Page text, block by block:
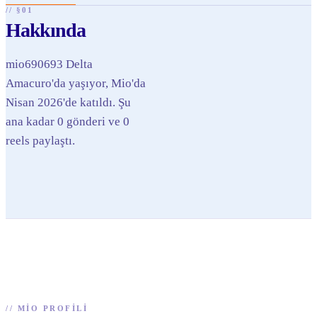
// §01
Hakkında
mio690693 Delta
Amacuro'da yaşıyor, Mio'da
Nisan 2026'de katıldı. Şu
ana kadar 0 gönderi ve 0
reels paylaştı.
// MIO PROFILI